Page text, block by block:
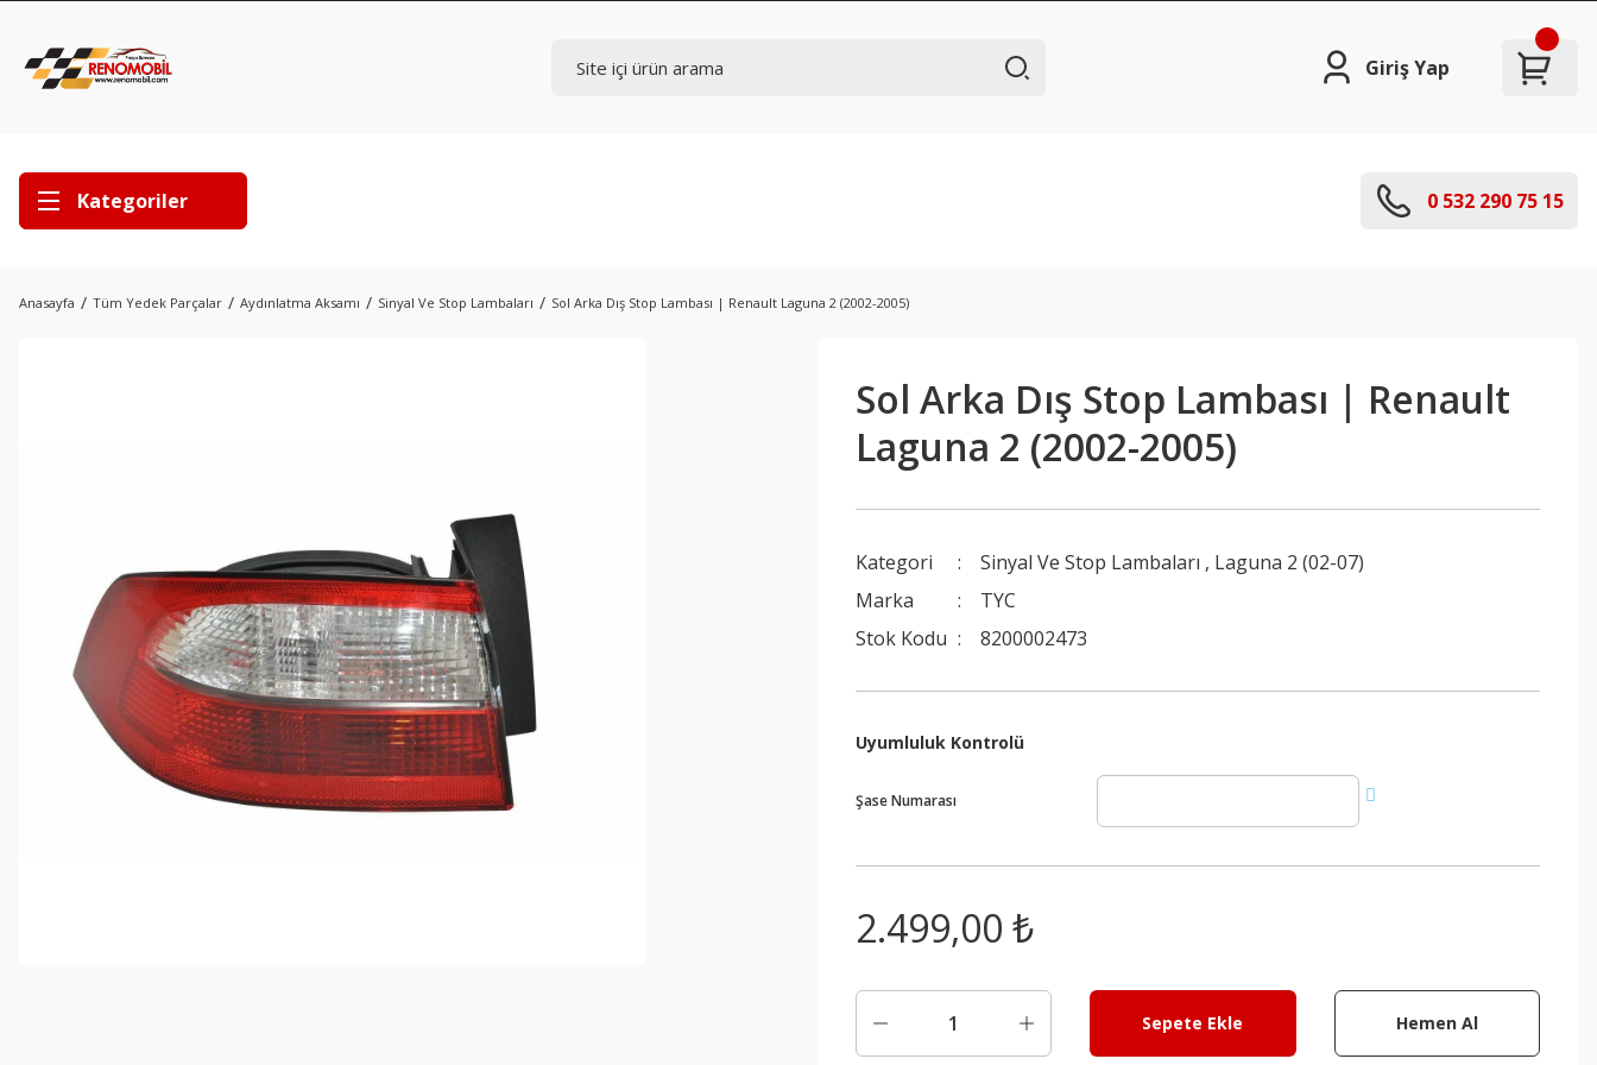
Giriş Yap
Kategoriler 0 532 290 75 15
Anasayfa Tüm Yedek Parçalar Aydınlatma Aksamı Sinyal Ve Stop Lambaları Sol Arka Dış Stop Lambası | Renault Laguna 2 (2002-2005)
Sol Arka Dış Stop Lambası | Renault
Laguna 2 (2002-2005)
Kategori Sinyal Ve Stop Lambaları , Laguna 2 (02-07)
Marka
TYC
Stok Kodu
8200002473
Uyumluluk Kontrolü
Şase Numarası
2.499,00 ₺
Sepete Ekle Hemen Al